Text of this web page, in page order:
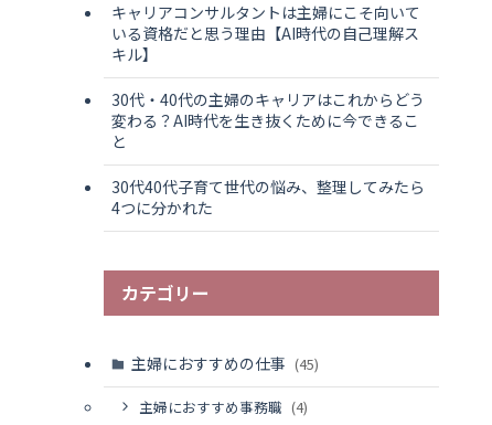
キャリアコンサルタントは主婦にこそ向いて
いる資格だと思う理由【AI時代の自己理解ス
キル】
30代・40代の主婦のキャリアはこれからどう
変わる？AI時代を生き抜くために今できるこ
と
30代40代子育て世代の悩み、整理してみたら
4つに分かれた
カテゴリー
主婦におすすめの仕事 (45)
主婦におすすめ事務職 (4)